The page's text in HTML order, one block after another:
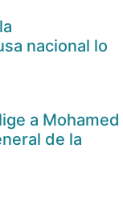
nacional lo
a Mohamed
de la